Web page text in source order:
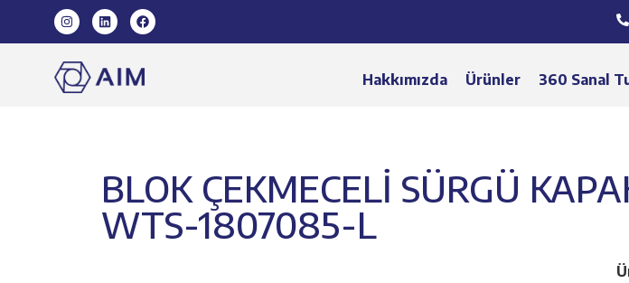
Hakkımızda Ürünler 360 Sanal
BLOK ÇEKMECELİ SÜRGÜ
WTS-1807085-L